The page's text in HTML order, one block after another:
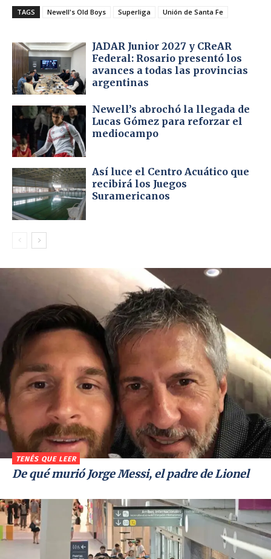
TAGS Newell's Old Boys Superliga Unión de Santa Fe
JADAR Junior 2027 y CReAR
Federal: Rosario presentó los
avances a todas las provincias
argentinas
Newell’s abrochó la llegada de
Lucas Gómez para reforzar el
mediocampo
Así luce el Centro Acuático que
recibirá los Juegos
Suramericanos
TENÉS QUE LEER
De qué murió Jorge Messi, el padre de Lionel